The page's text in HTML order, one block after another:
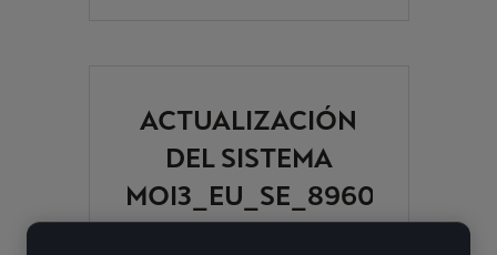
ACTUALIZACIÓN
DEL SISTEMA
MOI3_EU_SE_8960L